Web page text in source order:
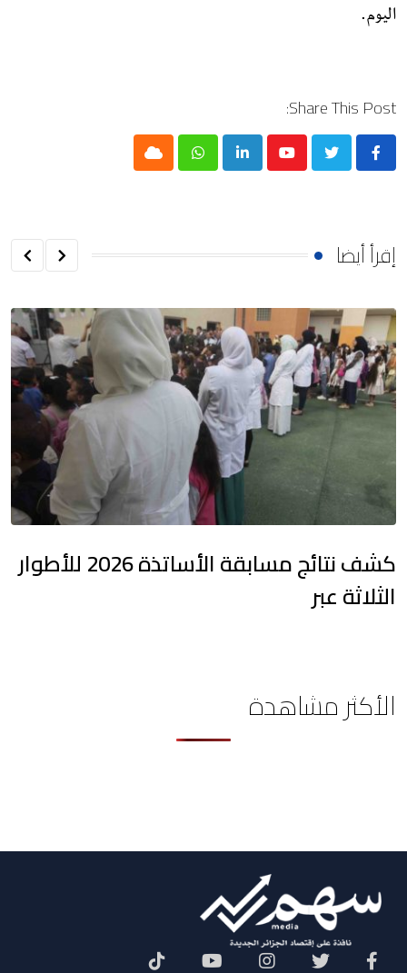
اليوم.
Share This Post:
Youtube
LinkedIn
Whatsapp
Cloud
إقرأ أيضا
كشف نتائج مسابقة الأساتذة 2026 للأطوار
الثلاثة عبر
الأكثر مشاهدة